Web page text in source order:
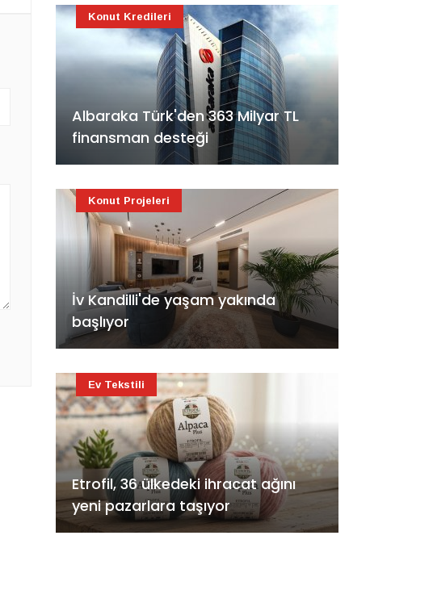
Albaraka Türk'den 363 Milyar TL
finansman desteği
Konut Kredileri
İv Kandilli'de yaşam yakında
başlıyor
Konut Projeleri
Etrofil, 36 ülkedeki ihracat ağını
yeni pazarlara taşıyor
Ev Tekstili